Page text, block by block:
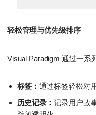
轻松管理与优先级排序
Visual Paradigm 通过一系
标签： 通过标签轻松对
历史记录： 记录用户故